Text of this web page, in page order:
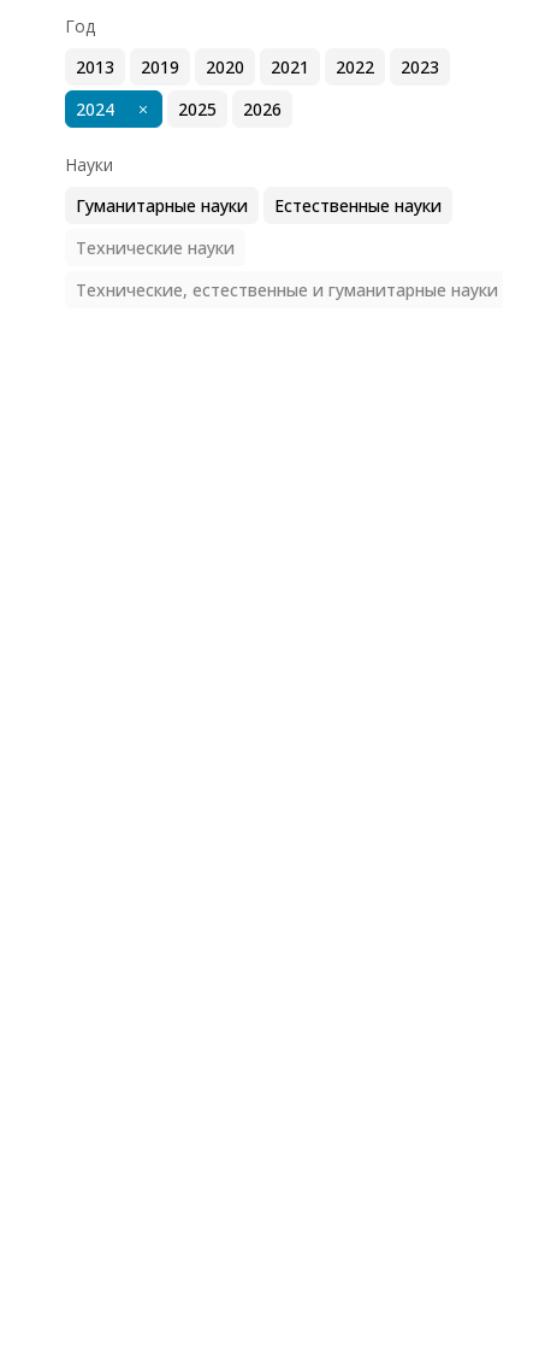
Год
2013
2019 2020 2021 2022
2023
2024
2025 2026
Науки
Гуманитарные науки
Естественные науки
Технические науки
Технические, естественные и гуманитарные науки